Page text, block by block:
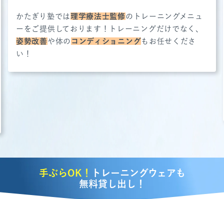
かたぎり塾では 理学療法士監修のトレーニングメニュ
ーをご提供しております！トレーニングだけでなく、
姿勢改善や体の コンディショニングもお任せくださ
い！
手ぶらOK！
トレーニングウェアも
無料貸し出し！